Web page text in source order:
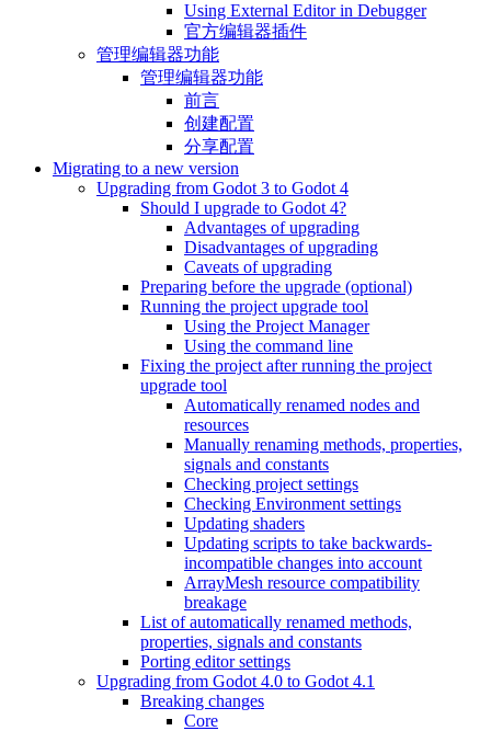
Using External Editor in Debugger
官方编辑器插件
管理编辑器功能
管理编辑器功能
前言
创建配置
分享配置
Migrating to a new version
Upgrading from Godot 3 to Godot 4
Should I upgrade to Godot 4?
Advantages of upgrading
Disadvantages of upgrading
Caveats of upgrading
Preparing before the upgrade (optional)
Running the project upgrade tool
Using the Project Manager
Using the command line
Fixing the project after running the project
upgrade tool
Automatically renamed nodes and
resources
Manually renaming methods, properties,
signals and constants
Checking project settings
Checking Environment settings
Updating shaders
Updating scripts to take backwards-
incompatible changes into account
ArrayMesh resource compatibility
breakage
List of automatically renamed methods,
properties, signals and constants
Porting editor settings
Upgrading from Godot 4.0 to Godot 4.1
Breaking changes
Core